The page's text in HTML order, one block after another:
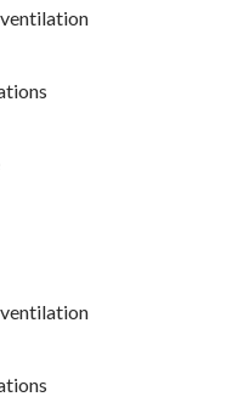
ventilation
ventilation